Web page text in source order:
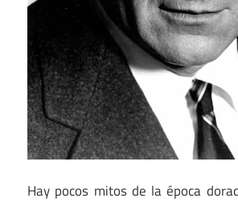
Hay pocos mitos de la época